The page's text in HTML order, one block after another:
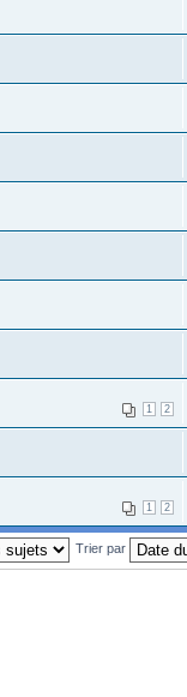
1 2
1 2
Trier par